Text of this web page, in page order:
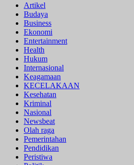
Artikel
Budaya
Business
Ekonomi
Entertainment
Health
Hukum
Internasional
Keagamaan
KECELAKAAN
Kesehatan
Kriminal
Nasional
Newsbeat
Olah raga
Pemerintahan
Pendidikan
Peristiwa